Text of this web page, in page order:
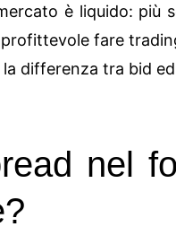
è liquido: più
fare
la differenza tra bid
nel